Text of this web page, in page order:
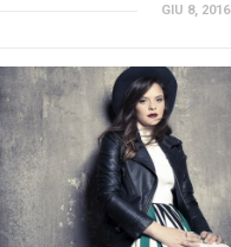
GIU 8, 2016